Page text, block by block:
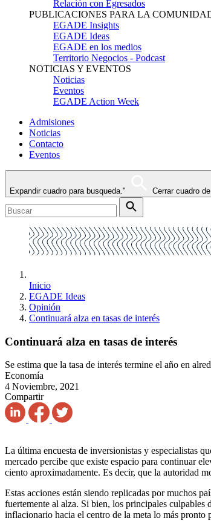
Relación con Egresados
PUBLICACIONES PARA LA
EGADE Insights
EGADE Ideas
EGADE en los medios
Territorio Negocios - Podcast
NOTICIAS Y EVENTOS
Noticias
Eventos
EGADE Action Week
Admisiones
Noticias
Contacto
Eventos
Expandir cuadro para busqueda." Cerrar cuadro
Inicio
EGADE Ideas
Opinión
Continuará alza en tasas de interés
Continuará alza en tasas de interés
Se estima que la tasa de interés termine el año en
Economía
4 Noviembre, 2021
Compartir
La última encuesta de inversionistas y especialistas
mercado percibe que existe espacio para continuar
ciento aproximadamente. Es decir, que la autoridad
Estas acciones están siendo replicadas por muchos
fuertemente al alza. Si bien, los principales culpables
inflacionario hacia el centro de la meta lo más